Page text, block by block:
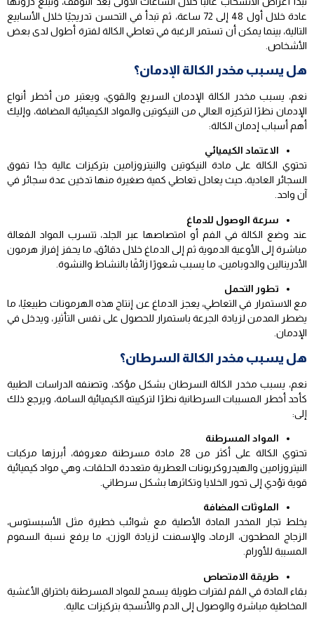
عادة خلال أول 48 إلى 72 ساعة، ثم تبدأ في التحسن تدريجيًا خلال الأسابيع
التالية، بينما يمكن أن تستمر الرغبة في تعاطي الكالة لفترة أطول لدى بعض
الأشخاص.
هل يسبب مخدر الكالة الإدمان؟
نعم، يسبب مخدر الكالة الإدمان السريع والقوي، ويعتبر من أخطر أنواع
الإدمان نظرًا لتركيزه العالي من النيكوتين والمواد الكيميائية المضافة، وإليك
أهم أسباب إدمان الكالة:
الاعتماد الكيميائي
تحتوي الكالة على مادة النيكوتين والنيتروزامين بتركيزات عالية جدًا تفوق
السجائر العادية، حيث يعادل تعاطي كمية صغيرة منها تدخين عدة سجائر في
آن واحد.
سرعة الوصول للدماغ
عند وضع الكالة في الفم أو امتصاصها عبر الجلد، تتسرب المواد الفعالة
مباشرة إلى الأوعية الدموية ثم إلى الدماغ خلال دقائق، ما يحفز إفراز هرمون
الأدرينالين والدوبامين، ما يسبب شعورًا زائفًا بالنشاط والنشوة.
تطور التحمل
مع الاستمرار في التعاطي، يعجز الدماغ عن إنتاج هذه الهرمونات طبيعيًا، ما
يضطر المدمن لزيادة الجرعة باستمرار للحصول على نفس التأثير، ويدخل في
الإدمان.
هل يسبب مخدر الكالة السرطان؟
نعم، يسبب مخدر الكالة السرطان بشكل مؤكد، وتصنفه الدراسات الطبية
كأحد أخطر المسببات السرطانية نظرًا لتركيبته الكيميائية السامة، ويرجع ذلك
إلى:
المواد المسرطنة
تحتوي الكالة على أكثر من 28 مادة مسرطنة معروفة، أبرزها مركبات
النيتروزامين والهيدروكربونات العطرية متعددة الحلقات، وهي مواد كيميائية
قوية تؤدي إلى تحور الخلايا وتكاثرها بشكل سرطاني.
الملوثات المضافة
يخلط تجار المخدر المادة الأصلية مع شوائب خطيرة مثل الأسبستوس،
الزجاج المطحون، الرماد، والإسمنت لزيادة الوزن، ما يرفع نسبة السموم
المسببة للأورام.
طريقة الامتصاص
بقاء المادة في الفم لفترات طويلة يسمح للمواد المسرطنة باختراق الأغشية
المخاطية مباشرة والوصول إلى الدم والأنسجة بتركيزات عالية.